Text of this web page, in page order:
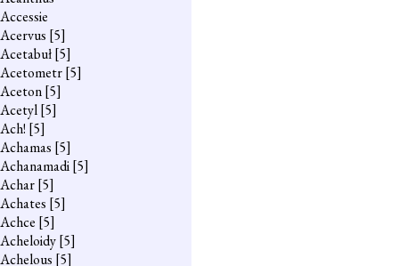
Accessie
Acervus [5]
Acetabuł[5]
Acetometr[5]
Aceton[5]
Acetyl[5]
Ach! [5]
Achamas [5]
Achanamadi[5]
Achar[5]
Achates [5]
Achce [5]
Acheloidy[5]
Achelous [5]